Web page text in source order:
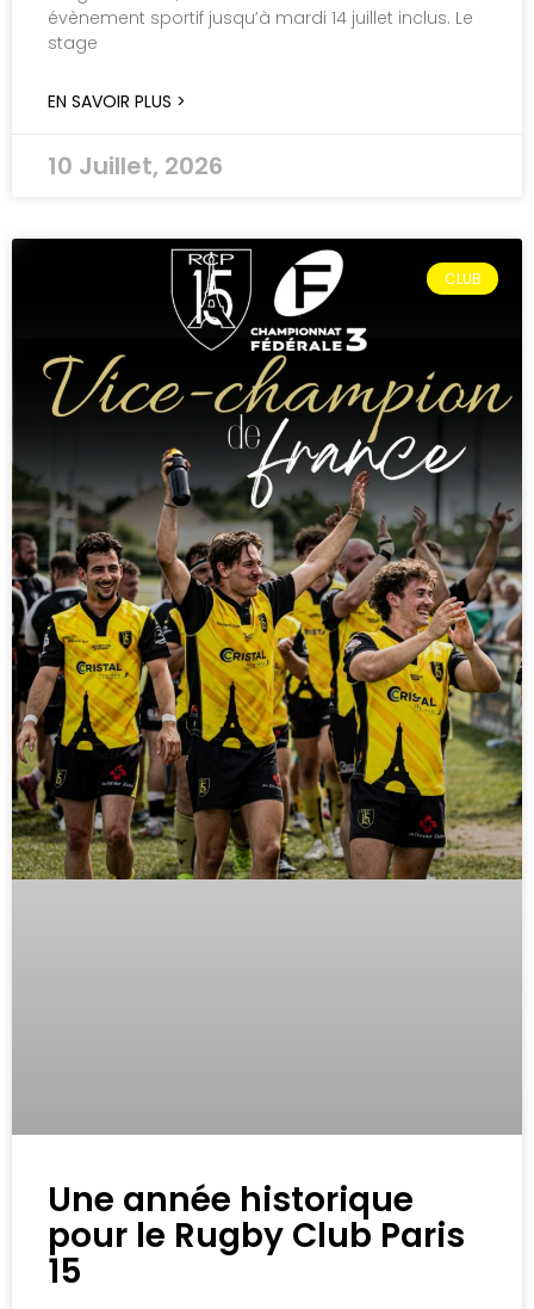
évènement sportif jusqu’à mardi 14 juillet inclus. Le
stage
EN SAVOIR PLUS >
10 Juillet, 2026
CLUB
Une année historique
pour le Rugby Club Paris
15